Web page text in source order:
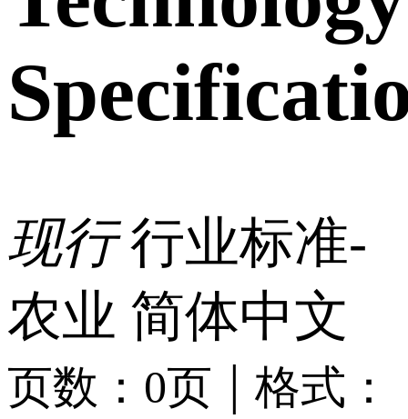
现行 行业标准-
农业 简体中文
页数：0页 | 格式：